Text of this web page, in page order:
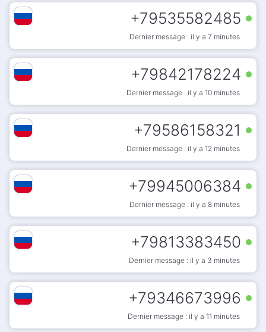
+79535582485
Dernier message : il y a 7 minutes
+79842178224
Dernier message : il y a 10 minutes
+79586158321
Dernier message : il y a 12 minutes
+79945006384
Dernier message : il y a 8 minutes
+79813383450
Dernier message : il y a 3 minutes
+79346673996
Dernier message : il y a 11 minutes